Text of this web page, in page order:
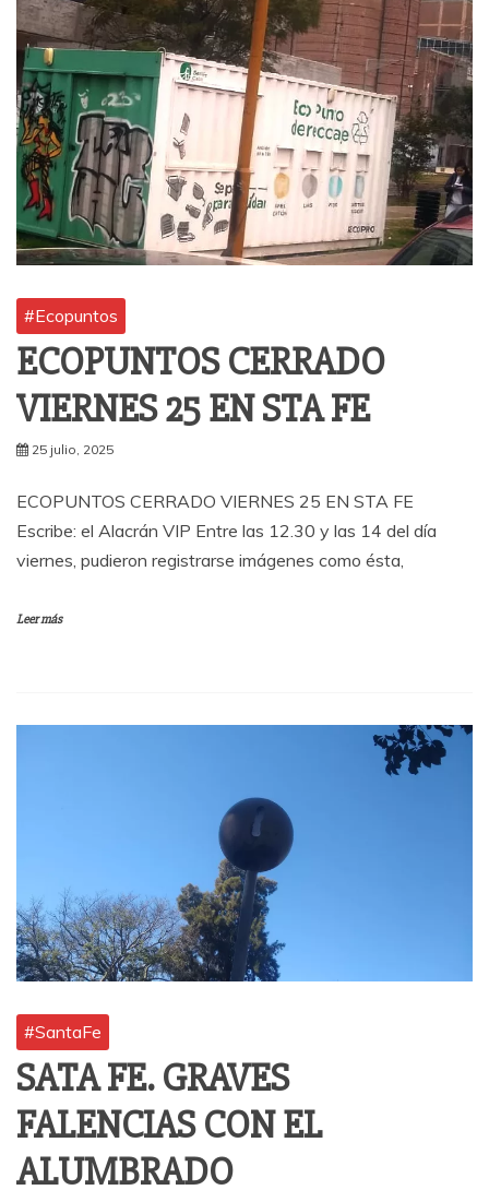
#Ecopuntos
ECOPUNTOS CERRADO
VIERNES 25 EN STA FE
25 julio, 2025
ECOPUNTOS CERRADO VIERNES 25 EN STA FE
Escribe: el Alacrán VIP Entre las 12.30 y las 14 del día
viernes, pudieron registrarse imágenes como ésta,
Leer más
#SantaFe
SATA FE. GRAVES
FALENCIAS CON EL
ALUMBRADO